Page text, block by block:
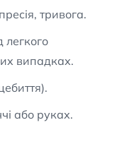
тривога.
легкого
випадках.
або руках.